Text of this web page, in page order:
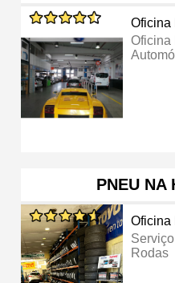
Oficina
Oficina
PNEU NA
Oficina
Rodas